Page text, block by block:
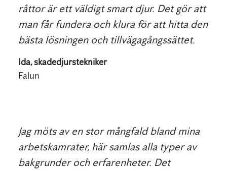
råttor är ett väldigt smart djur. Det gör att
man får fundera och klura för att hitta den
bästa lösningen och tillvägagångssättet.
Ida, skadedjurstekniker
Falun
Jag möts av en stor mångfald bland mina
arbetskamrater, här samlas alla typer av
bakgrunder och erfarenheter. Det